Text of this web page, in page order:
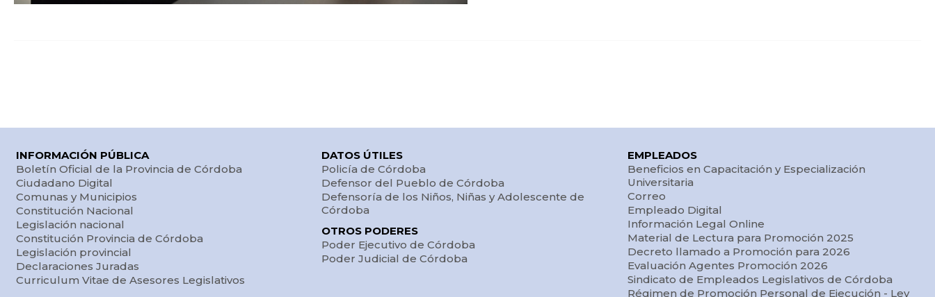
INFORMACIÓN PÚBLICA
Boletín Oficial de la Provincia de Córdoba
Ciudadano Digital
Comunas y Municipios
Constitución Nacional
Legislación nacional
Constitución Provincia de Córdoba
Legislación provincial
Declaraciones Juradas
Curriculum Vitae de Asesores Legislativos
DATOS ÚTILES
Policía de Córdoba
Defensor del Pueblo de Córdoba
Defensoría de los Niños, Niñas y Adolescente de
Córdoba
OTROS PODERES
Poder Ejecutivo de Córdoba
Poder Judicial de Córdoba
EMPLEADOS
Beneficios en Capacitación y Especialización
Universitaria
Correo
Empleado Digital
Información Legal Online
Material de Lectura para Promoción 2025
Decreto llamado a Promoción para 2026
Evaluación Agentes Promoción 2026
Sindicato de Empleados Legislativos de Córdoba
Régimen de Promoción Personal de Ejecución - Ley